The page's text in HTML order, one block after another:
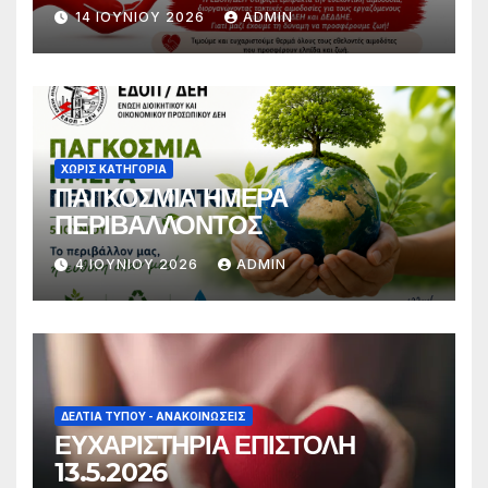
14 ΙΟΥΝΊΟΥ 2026 ADMIN
ΧΩΡΊΣ ΚΑΤΗΓΟΡΊΑ
ΠΑΓΚΟΣΜΙΑ ΗΜΕΡΑ
ΠΕΡΙΒΑΛΛΟΝΤΟΣ
4 ΙΟΥΝΊΟΥ 2026 ADMIN
ΔΕΛΤΊΑ ΤΎΠΟΥ - ΑΝΑΚΟΙΝΏΣΕΙΣ
ΕΥΧΑΡΙΣΤΗΡΙΑ ΕΠΙΣΤΟΛΗ
13.5.2026